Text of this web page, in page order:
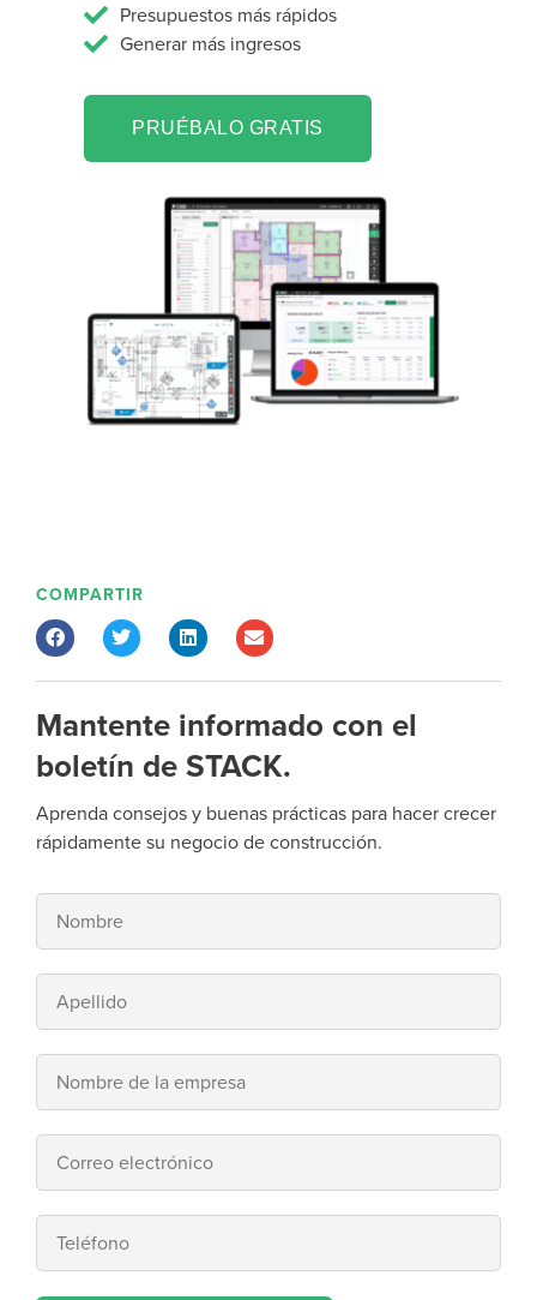
Presupuestos más rápidos
Generar más ingresos
PRUÉBALO GRATIS
COMPARTIR
Mantente informado con el
boletín de STACK.
Aprenda consejos y buenas prácticas para hacer crecer
rápidamente su negocio de construcción.